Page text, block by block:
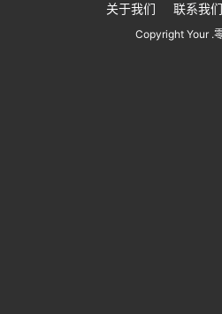
关于我们 联系我们
Copyright Your .